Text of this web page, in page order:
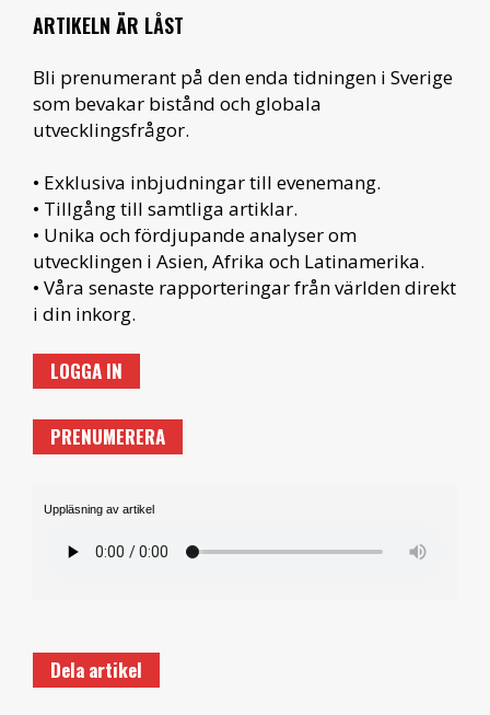
ARTIKELN ÄR LÅST
Bli prenumerant på den enda tidningen i Sverige
som bevakar bistånd och globala
utvecklingsfrågor.
• Exklusiva inbjudningar till evenemang.
• Tillgång till samtliga artiklar.
• Unika och fördjupande analyser om
utvecklingen i Asien, Afrika och Latinamerika.
• Våra senaste rapporteringar från världen direkt
i din inkorg.
LOGGA IN
PRENUMERERA
Uppläsning av artikel
Dela artikel